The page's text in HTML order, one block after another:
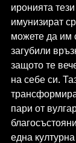
иронията
имунизират
можете да им
загубили
защото те
на себе си.
пари от
една